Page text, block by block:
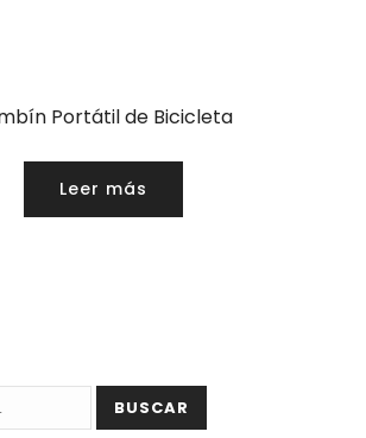
Portátil de Bicicleta
Leer más
BUSCAR